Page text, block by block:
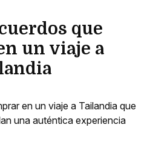
que
un viaje a
en un viaje a Tailandia que
una auténtica experiencia